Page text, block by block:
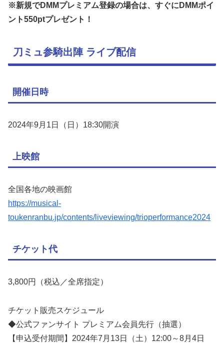
※新規でDMMプレミアム登録の場合は、すぐにDMMポイ
ント550ptプレゼント！
刀ミュ参騎出陣 ライブ配信
開催日時
2024年9月1日（日）18:30開演
上映館
全国各地の映画館
https://musical-
toukenranbu.jp/contents/liveviewing/trioperformance2024
チケット代
3,800円（税込／全席指定）
チケット販売スケジュール
◆公式ファンサイト プレミアム会員先行（抽選）
【申込受付期間】2024年7月13日（土）12:00～8月4日